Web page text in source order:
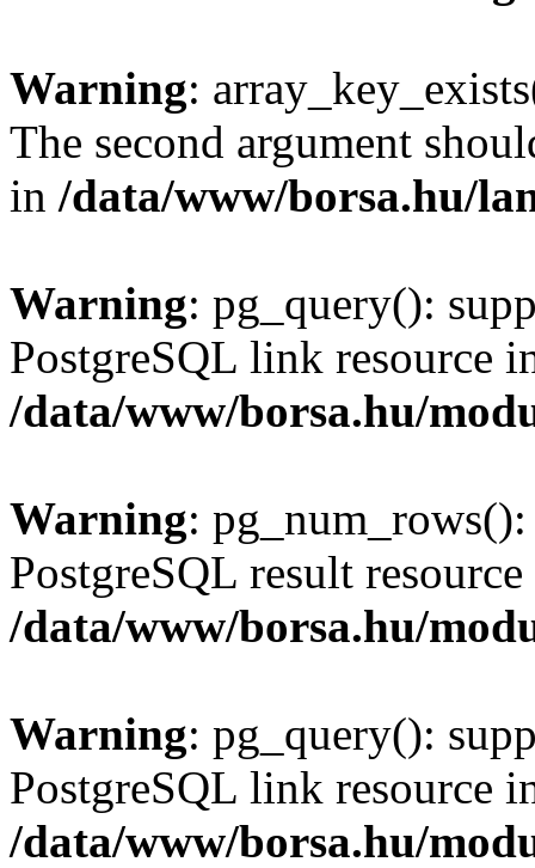
Warning:
The second argument
in /data/www/borsa.hu/
Warning: pg_query():
PostgreSQL link resource
/data/www/borsa.hu/
Warning:
PostgreSQL result
/data/www/borsa.hu/
Warning: pg_query():
PostgreSQL link resource
/data/www/borsa.hu/